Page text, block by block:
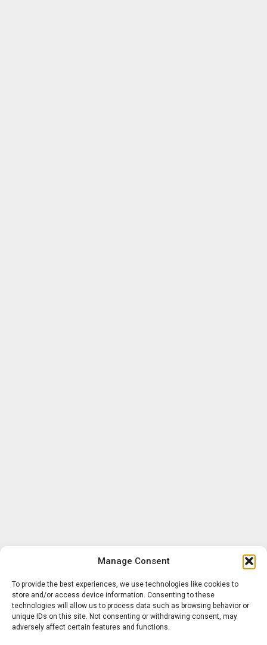
Manage Consent
To provide the best experiences, we use technologies like cookies to
store and/or access device information. Consenting to these
technologies will allow us to process data such as browsing behavior or
unique IDs on this site. Not consenting or withdrawing consent, may
adversely affect certain features and functions.